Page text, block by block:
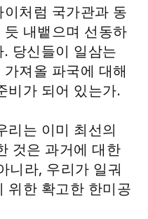
처럼 국가관과 동
내뱉으며 선동하
당신들이 일삼는
져올 파국에 대해
비가 되어 있는가.
리는 이미 최선의
것은 과거에 대한
니라, 우리가 일궈
위한 확고한 한미공